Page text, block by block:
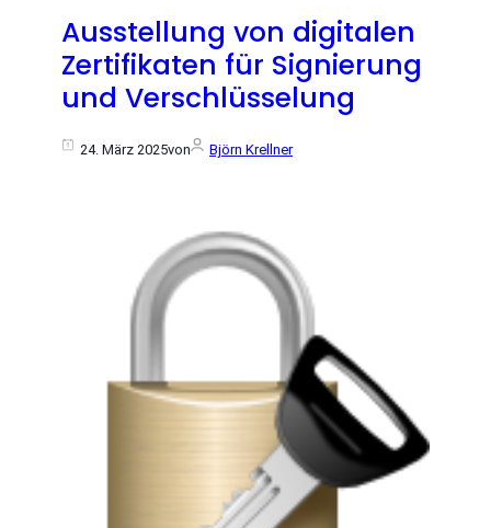
Ausstellung von digitalen
Zertifikaten für Signierung
und Verschlüsselung
24. März 2025von Björn Krellner